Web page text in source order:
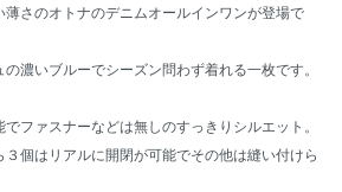
薄さのオトナのデニムオールインワンが登場で
濃いブルーでシーズン問わず着れる一枚です。
ファスナーなどは無しのすっきりシルエット。
個はリアルに開閉が可能でその他は縫い付けら